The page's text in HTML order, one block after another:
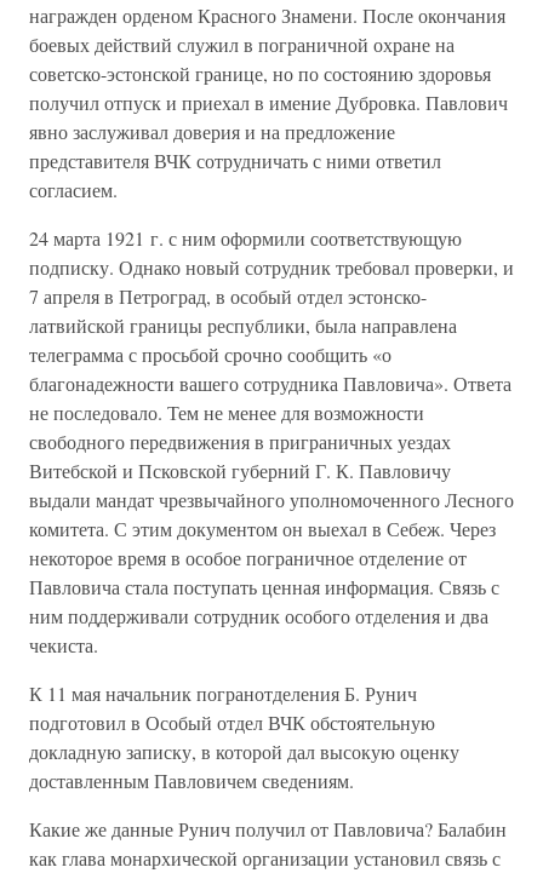
награжден орденом Красного Знамени. После окончания
боевых действий служил в пограничной охране на
советско-эстонской границе, но по состоянию здоровья
получил отпуск и приехал в имение Дубровка. Павлович
явно заслуживал доверия и на предложение
представителя ВЧК сотрудничать с ними ответил
согласием.
24 марта 1921 г. с ним оформили соответствующую
подписку. Однако новый сотрудник требовал проверки, и
7 апреля в Петроград, в особый отдел эстонско-
латвийской границы республики, была направлена
телеграмма с просьбой срочно сообщить «о
благонадежности вашего сотрудника Павловича». Ответа
не последовало. Тем не менее для возможности
свободного передвижения в приграничных уездах
Витебской и Псковской губерний Г. К. Павловичу
выдали мандат чрезвычайного уполномоченного Лесного
комитета. С этим документом он выехал в Себеж. Через
некоторое время в особое пограничное отделение от
Павловича стала поступать ценная информация. Связь с
ним поддерживали сотрудник особого отделения и два
чекиста.
К 11 мая начальник погранотделения Б. Рунич
подготовил в Особый отдел ВЧК обстоятельную
докладную записку, в которой дал высокую оценку
доставленным Павловичем сведениям.
Какие же данные Рунич получил от Павловича? Балабин
как глава монархической организации установил связь с